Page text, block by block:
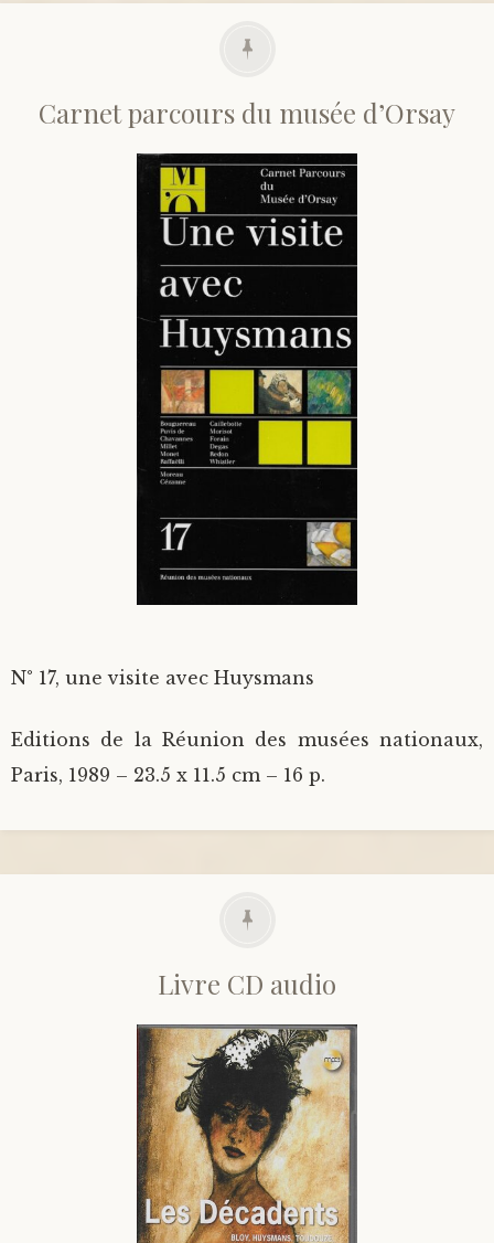
Carnet parcours du musée d’Orsay
N° 17, une visite avec Huysmans
Editions de la Réunion des musées nationaux,
Paris, 1989 – 23.5 x 11.5 cm – 16 p.
Livre CD audio